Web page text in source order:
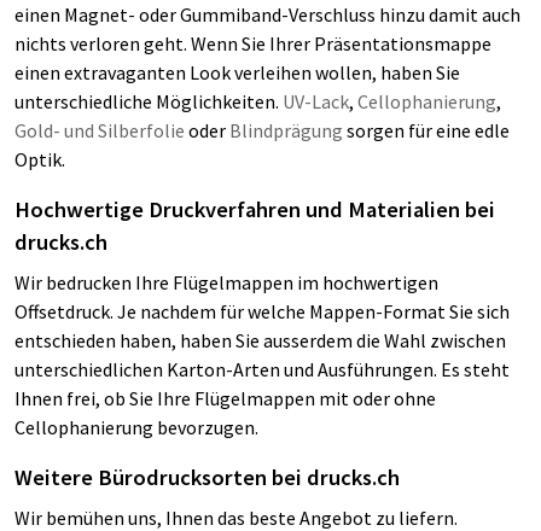
einen Magnet- oder Gummiband-Verschluss hinzu damit auch
nichts verloren geht. Wenn Sie Ihrer Präsentationsmappe
einen extravaganten Look verleihen wollen, haben Sie
unterschiedliche Möglichkeiten. UV-Lack, Cellophanierung,
Gold- und Silberfolie oder Blindprägung sorgen für eine edle
Optik.
Hochwertige Druckverfahren und Materialien bei
drucks.ch
Wir bedrucken Ihre Flügelmappen im hochwertigen
Offsetdruck. Je nachdem für welche Mappen-Format Sie sich
entschieden haben, haben Sie ausserdem die Wahl zwischen
unterschiedlichen Karton-Arten und Ausführungen. Es steht
Ihnen frei, ob Sie Ihre Flügelmappen mit oder ohne
Cellophanierung bevorzugen.
Weitere Bürodrucksorten bei drucks.ch
Wir bemühen uns, Ihnen das beste Angebot zu liefern.